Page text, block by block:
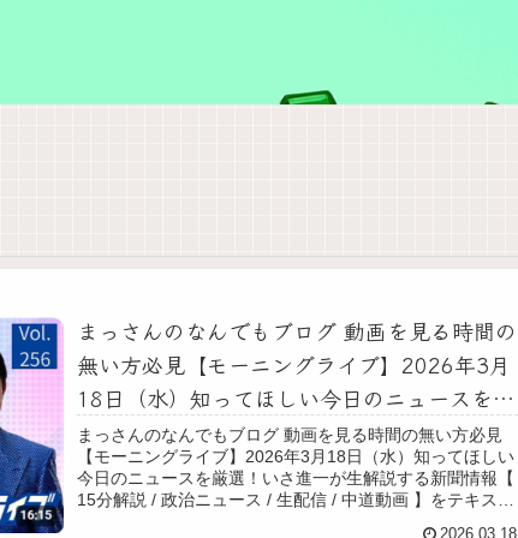
まっさんのなんでもブログ 動画を見る時間の
無い方必見【モーニングライブ】2026年3月
18日（水）知ってほしい今日のニュースを厳
選！いさ進一が生解説する新聞情報【 15分解
説 / 政治ニュース / 生配信 / 中道動画 】をテ
キスト要約
まっさんのなんでもブログ 動画を見る時間の無い方必見
【モーニングライブ】2026年3月18日（水）知ってほしい
今日のニュースを厳選！いさ進一が生解説する新聞情報【
15分解説 / 政治ニュース / 生配信 / 中道動画 】をテキスト
2026.03.18